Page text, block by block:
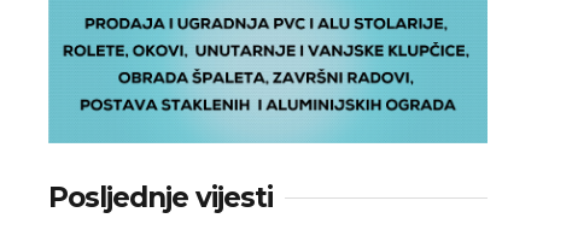
Posljednje vijesti